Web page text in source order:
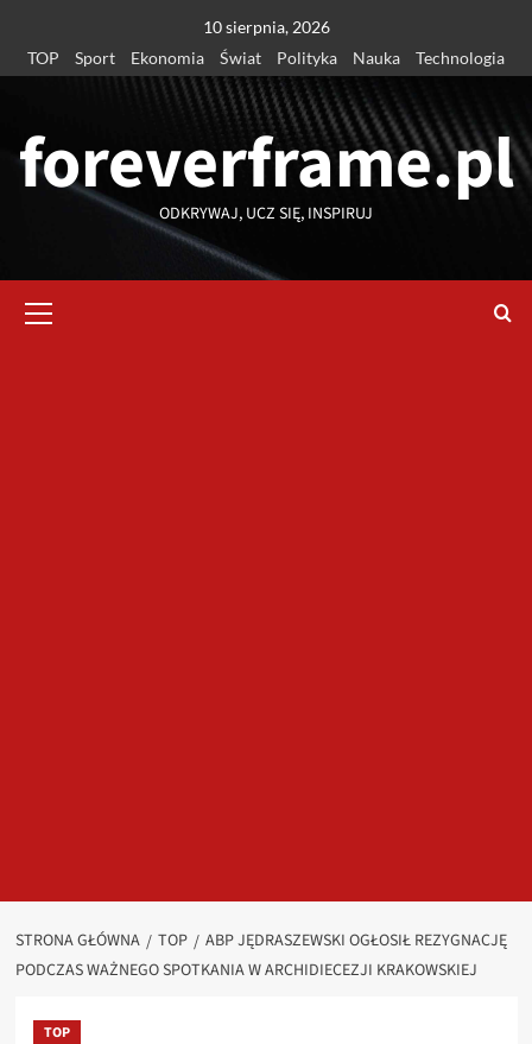
treści
10 sierpnia, 2026
TOP
Sport Ekonomia Świat Polityka Nauka Technologia
foreverframe.pl
ODKRYWAJ, UCZ SIĘ, INSPIRUJ
główne
STRONA GŁÓWNA TOP
ABP JĘDRASZEWSKI OGŁOSIŁ REZYGNACJĘ
PODCZAS WAŻNEGO SPOTKANIA W ARCHIDIECEZJI KRAKOWSKIEJ
TOP